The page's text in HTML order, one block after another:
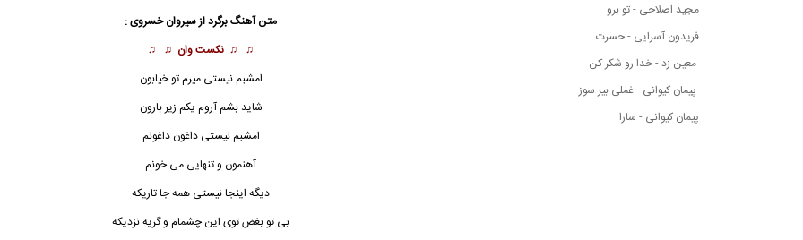
مجید اصلاحی - تو برو
فریدون آسرایی - حسرت
معین زد - خدا رو شکر کن
پیمان کیوانی - غملی بیر سوز
پیمان کیوانی - سارا
متن آهنگ برگرد ازسیروان خسروی:
♫ ♫ نکست وان ♫ ♫
امشبم نیستی میرم تو خیابون
شاید بشم آروم یکم زیر بارون
امشبم نیستی داغون داغونم
آهنمون و تنهایی می خونم
دیگه اینجا نیستی همه جا تاریکه
بی تو بغض توی این چشمام و گریه نزدیکه